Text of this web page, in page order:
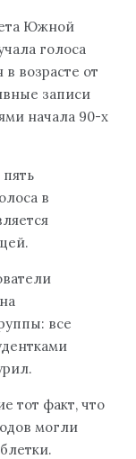
Южной
голоса
возрасте от
записи
начала 90-х
в
все
тот факт, что
могли